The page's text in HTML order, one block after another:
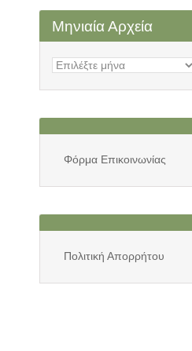
Μηνιαία Αρχεία
Μηνιαία
Φόρμα Επικοινωνίας
Πολιτική Απορρήτου